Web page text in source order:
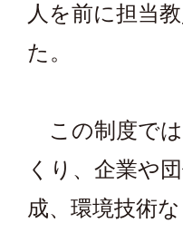
人を前に担当
た。
この制度で
くり、企業や
成、環境技術